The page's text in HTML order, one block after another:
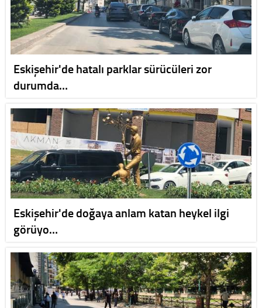
Eskişehir'de hatalı parklar sürücüleri zor
durumda…
Eskişehir'de doğaya anlam katan heykel ilgi
görüyo…